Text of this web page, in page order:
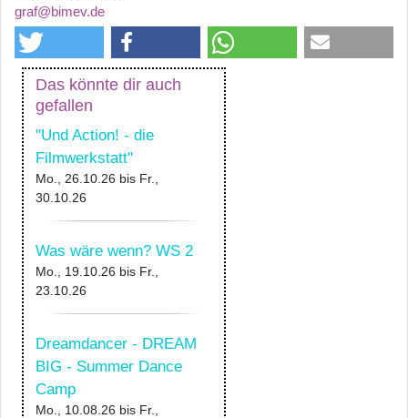
graf@bimev.de
Das könnte dir auch
gefallen
"Und Action! - die
Filmwerkstatt"
Mo., 26.10.26 bis Fr.,
30.10.26
Was wäre wenn? WS 2
Mo., 19.10.26 bis Fr.,
23.10.26
Dreamdancer - DREAM
BIG - Summer Dance
Camp
Mo., 10.08.26 bis Fr.,